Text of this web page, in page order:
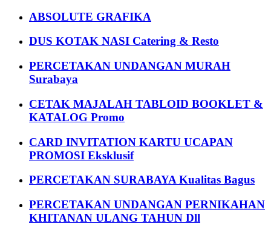
ABSOLUTE GRAFIKA
DUS KOTAK NASI Catering & Resto
PERCETAKAN UNDANGAN MURAH
Surabaya
CETAK MAJALAH TABLOID BOOKLET &
KATALOG Promo
CARD INVITATION KARTU UCAPAN
PROMOSI Eksklusif
PERCETAKAN SURABAYA Kualitas Bagus
PERCETAKAN UNDANGAN PERNIKAHAN
KHITANAN ULANG TAHUN Dll